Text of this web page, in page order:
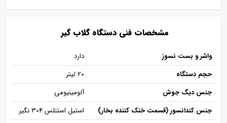
مشخصات فنی دستگاه گلاب گیر
واشر و بست نسوز
دارد
حجم دستگاه
20 لیتر
جنس دیگ جوش
آلومینیومی
جنس کندانسور (قسمت خنک کننده بخار)
استیل استنلس 304 نگیر